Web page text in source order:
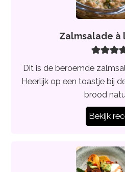
Zalmsalade à
Dit is de beroemde
Heerlijk op een toastje bij
brood
Bekijk